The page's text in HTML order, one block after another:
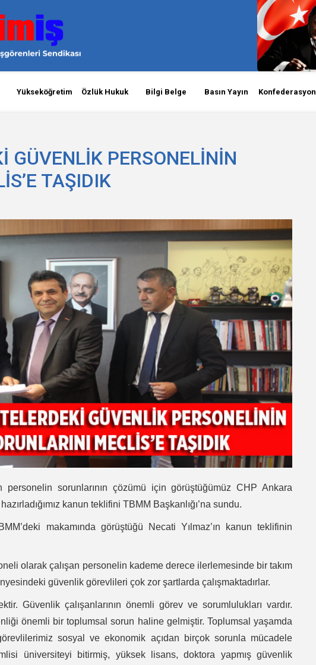
Yükseköğretim Özlük Hukuk Bilgi Belge Basın Yayın Konfederasyon
GÜVENLİK PERSONELİNİN
TAŞIDIK
personelin sorunlarının çözümü için görüştüğümüz CHP Ankara
kanun teklifini TBMM Başkanlığı’na sundu.
makamında görüştüğü Necati Yılmaz’ın kanun teklifinin
olarak çalışan personelin kademe derece ilerlemesinde bir takım
güvenlik görevlileri çok zor şartlarda çalışmaktadırlar.
Güvenlik çalışanlarının önemli görev ve sorumlulukları vardır.
önemli bir toplumsal sorun haline gelmiştir. Toplumsal yaşamda
sosyal ve ekonomik açıdan birçok sorunla mücadele
üniversiteyi bitirmiş, yüksek lisans, doktora yapmış güvenlik